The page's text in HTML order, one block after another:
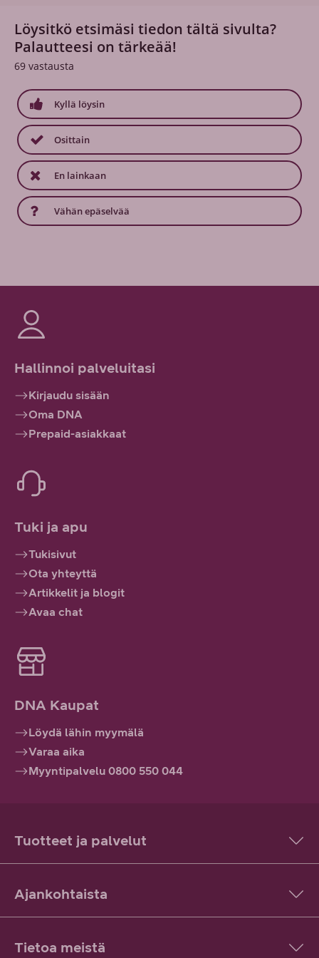
Löysitkö etsimäsi tiedon tältä sivulta?
Palautteesi on tärkeää!
69 vastausta
Kyllä löysin
Osittain
En lainkaan
Vähän epäselvää
Hallinnoi palveluitasi
Kirjaudu sisään
Oma DNA
Prepaid-asiakkaat
Tuki ja apu
Tukisivut
Ota yhteyttä
Artikkelit ja blogit
Avaa chat
DNA Kaupat
Löydä lähin myymälä
Varaa aika
Myyntipalvelu 0800 550 044
Tuotteet ja palvelut
Ajankohtaista
Tietoa meistä